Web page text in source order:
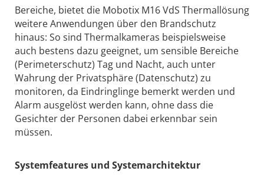
Bereiche, bietet die Mobotix M16 VdS Thermallösung
weitere Anwendungen über den Brandschutz
hinaus: So sind Thermalkameras beispielsweise
auch bestens dazu geeignet, um sensible Bereiche
(Perimeterschutz) Tag und Nacht, auch unter
Wahrung der Privatsphäre (Datenschutz) zu
monitoren, da Eindringlinge bemerkt werden und
Alarm ausgelöst werden kann, ohne dass die
Gesichter der Personen dabei erkennbar sein
müssen.
Systemfeatures und Systemarchitektur